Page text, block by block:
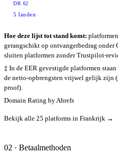
DR 62
5 landen
Hoe deze lijst tot stand komt:
gerangschikt op ontvangerbedrag
sluiten platformen zonder Trustpilot-
‡ In de EER gevestigde platformen
de netto-opbrengsten vrijwel gelijk zijn
proof).
Domain Rating by Ahrefs
Bekijk alle 25 platforms in Frankrijk →
02 · Betaalmethoden